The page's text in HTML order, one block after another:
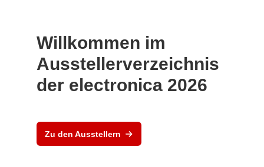
Willkommen im
Ausstellerverzeichnis
der electronica 2026
Zu den Ausstellern